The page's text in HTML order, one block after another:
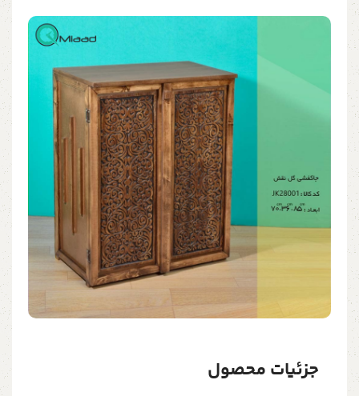
جزئیات محصول